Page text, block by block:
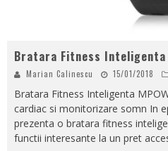
Bratara Fitness Inteligenta
Marian Calinescu 15/01/2018
Bratara Fitness Inteligenta
cardiac si monitorizare somn In
prezenta o bratara fitness
functii interesante la un pret